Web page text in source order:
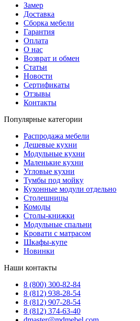
Замер
Доставка
Сборка мебели
Гарантия
Оплата
О нас
Возврат и обмен
Статьи
Новости
Сертификаты
Отзывы
Контакты
Популярные категории
Распродажа мебели
Дешевые кухни
Модульные кухни
Маленькие кухни
Угловые кухни
Тумбы под мойку
Кухонные модули отдельно
Столешницы
Комоды
Столы-книжки
Модульные спальни
Кровати с матрасом
Шкафы-купе
Новинки
Наши контакты
8 (800) 300-82-84
8 (812) 938-28-54
8 (812) 907-28-54
8 (812) 374-63-40